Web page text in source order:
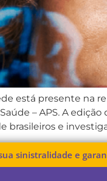
está presente na
– APS. A
brasileiros e
sinistralidade e